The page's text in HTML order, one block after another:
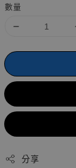
數量
分享